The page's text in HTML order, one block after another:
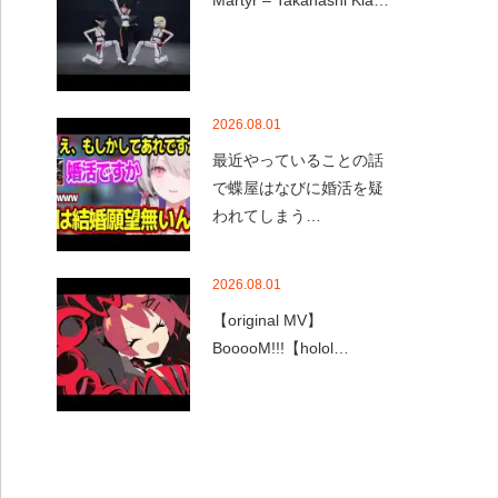
2026.08.01
最近やっていることの話
で蝶屋はなびに婚活を疑
われてしまう…
2026.08.01
【original MV】
BooooM!!!【holol…